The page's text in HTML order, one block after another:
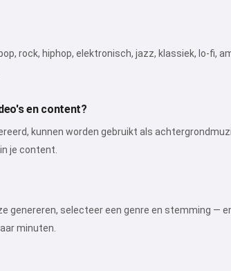
rock, hiphop, elektronisch, jazz, klassiek, lo-fi,
en content?
kunnen worden gebruikt als
je content.
genereren, selecteer een genre en stemming —
minuten.